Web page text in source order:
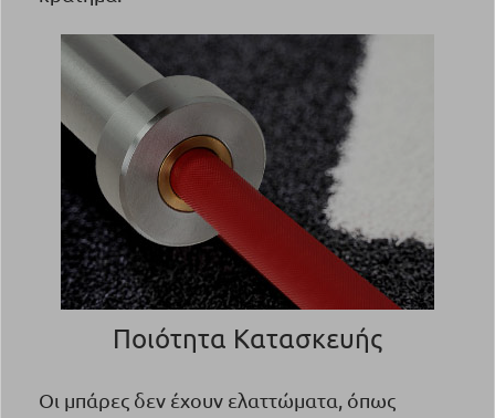
Ποιότητα Κατασκευής
Οι μπάρες δεν έχουν ελαττώματα, όπως